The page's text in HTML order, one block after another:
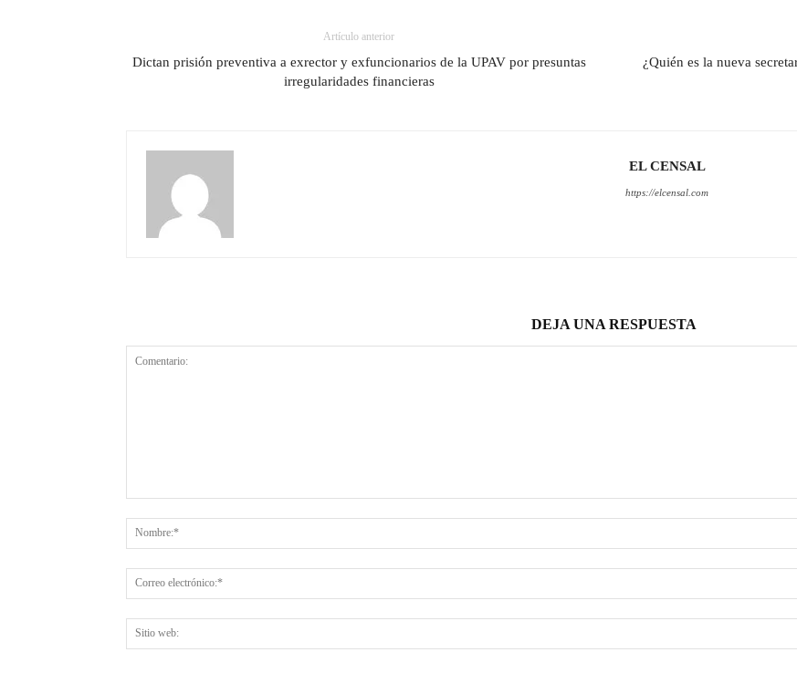
Artículo anterior
Dictan prisión preventiva a exrector y exfuncionarios de la UPAV por presuntas
irregularidades financieras
¿Quién es la nueva
EL CENSAL
https://elcensal.com
DEJA UNA RESPUESTA